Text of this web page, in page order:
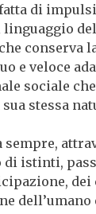
di
e veloce
sociale
stessa
sempre,
di istinti,
dell’umano